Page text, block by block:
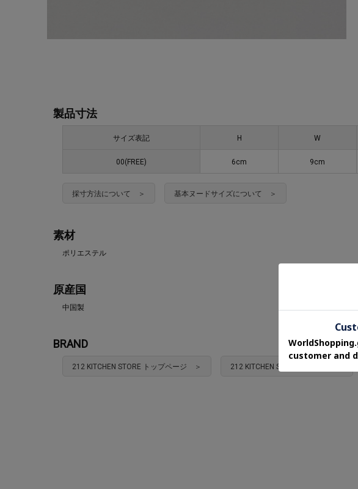
製品寸法
サイズ表記 H W
00(FREE) 6cm 9cm
採寸方法について ＞ 基本ヌードサイズについて ＞
素材
ポリエステル
原産国
中国製
BRAND
212 KITCHEN STORE トップページ ＞ 212 KITCHEN STORE商品一覧 ＞